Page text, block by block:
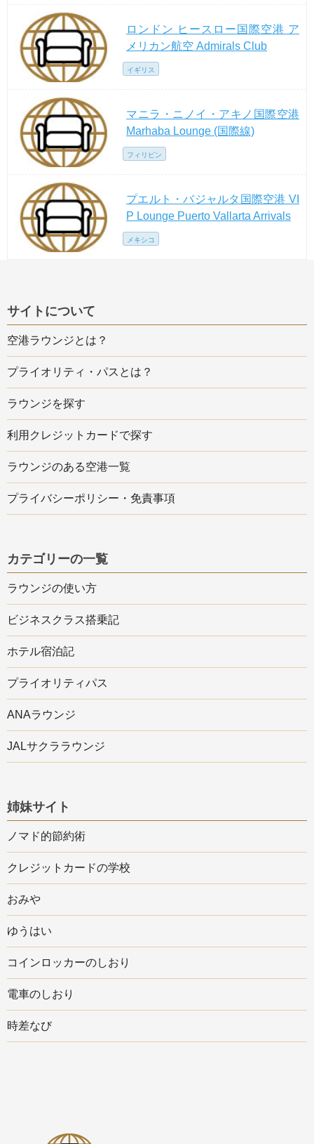
ロンドン ヒースロー国際空港 ア
メリカン航空 Admirals Club
イギリス
マニラ・ニノイ・アキノ国際空港
Marhaba Lounge (国際線)
フィリピン
プエルト・バジャルタ国際空港 VI
P Lounge Puerto Vallarta Arrivals
メキシコ
サイトについて
空港ラウンジとは？
プライオリティ・パスとは？
ラウンジを探す
利用クレジットカードで探す
ラウンジのある空港一覧
プライバシーポリシー・免責事項
カテゴリーの一覧
ラウンジの使い方
ビジネスクラス搭乗記
ホテル宿泊記
プライオリティパス
ANAラウンジ
JALサクララウンジ
姉妹サイト
ノマド的節約術
クレジットカードの学校
おみや
ゆうはい
コインロッカーのしおり
電車のしおり
時差なび